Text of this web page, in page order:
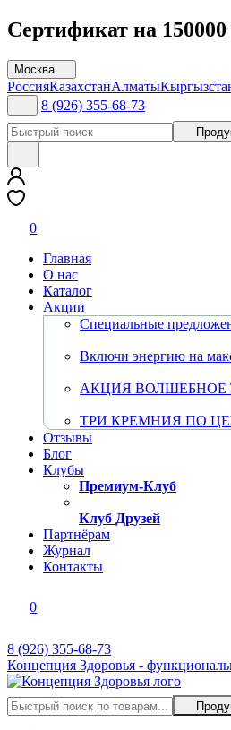
Сертификат на
Москва
РоссияКазахстанАлматы
8 (926) 355-68-73
0
Главная
О нас
Каталог
Акции
Специальные
Включи энергию на
АКЦИЯ ВОЛШЕБНОЕ
ТРИ КРЕМНИЯ ПО
Отзывы
Блог
Клубы
Премиум-Клуб
Клуб Друзей
Партнёрам
Журнал
Контакты
0
8 (926) 355-68-73
Концепция Здоровья -